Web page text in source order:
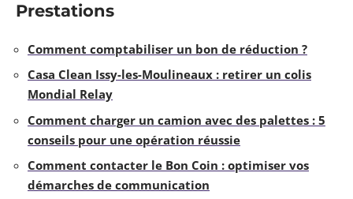
Prestations
Comment comptabiliser un bon de réduction ?
Casa Clean Issy-les-Moulineaux : retirer un colis
Mondial Relay
Comment charger un camion avec des palettes : 5
conseils pour une opération réussie
Comment contacter le Bon Coin : optimiser vos
démarches de communication